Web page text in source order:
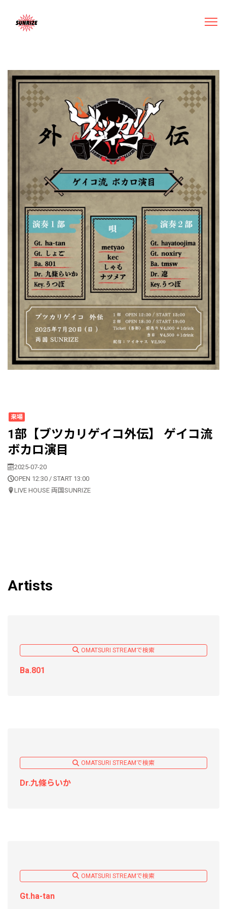
来場
1部【ブツカリゲイコ外伝】 ゲイコ流
ボカロ演目
2025-07-20
OPEN 12:30 / START 13:00
LIVE HOUSE 両国SUNRIZE
Artists
OMATSURI STREAMで検索
Ba.801
OMATSURI STREAMで検索
Dr.九條らいか
OMATSURI STREAMで検索
Gt.ha-tan